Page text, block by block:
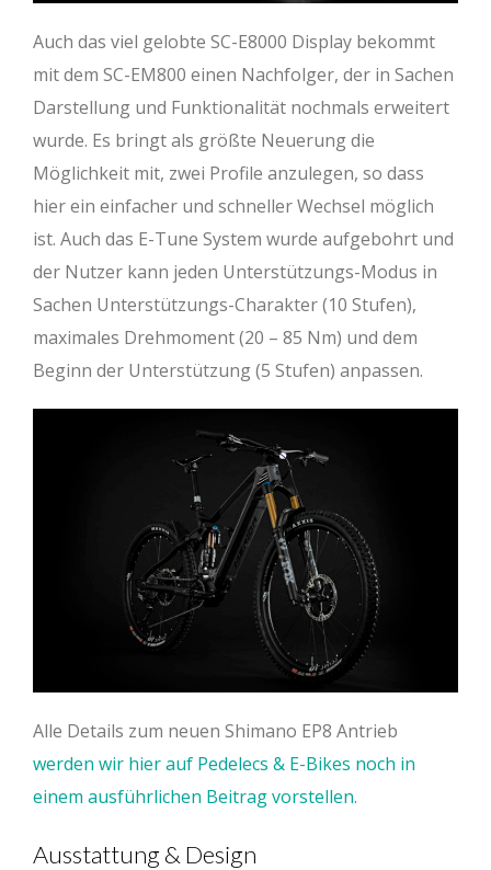
Auch das viel gelobte SC-E8000 Display bekommt
mit dem SC-EM800 einen Nachfolger, der in Sachen
Darstellung und Funktionalität nochmals erweitert
wurde. Es bringt als größte Neuerung die
Möglichkeit mit, zwei Profile anzulegen, so dass
hier ein einfacher und schneller Wechsel möglich
ist. Auch das E-Tune System wurde aufgebohrt und
der Nutzer kann jeden Unterstützungs-Modus in
Sachen Unterstützungs-Charakter (10 Stufen),
maximales Drehmoment (20 – 85 Nm) und dem
Beginn der Unterstützung (5 Stufen) anpassen.
Alle Details zum neuen Shimano EP8 Antrieb
werden wir hier auf Pedelecs & E-Bikes noch in
einem ausführlichen Beitrag vorstellen.
Ausstattung & Design